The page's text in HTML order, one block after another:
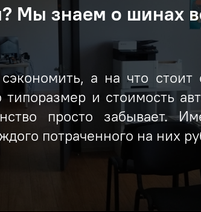
Мы знаем о шинах
а на что стоит
и стоимость
просто забывает.
потраченного на них